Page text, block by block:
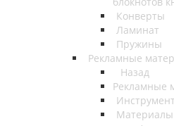
Конверты
Ламинат
Пружины
Рекламные
Назад
Рекламные
Инструмент
Материалы